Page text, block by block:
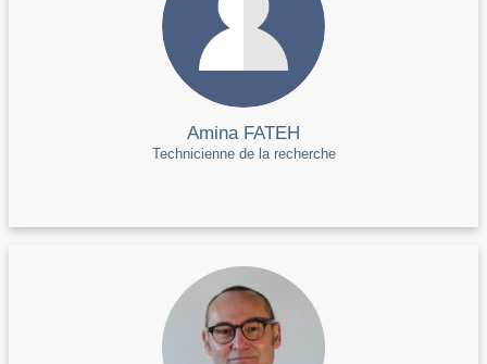
Amina FATEH
Technicienne de la recherche